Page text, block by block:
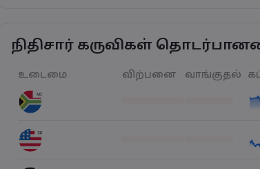
நிதிசார் கருவிகள்
உடைமை விற்பனை வாங்குதல்